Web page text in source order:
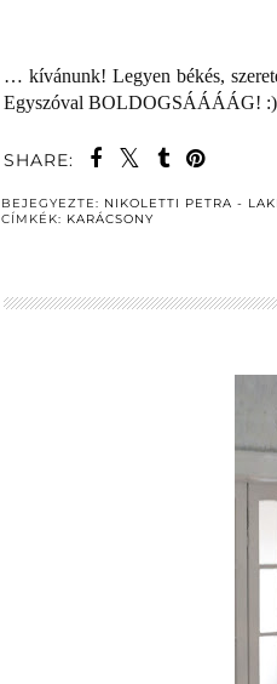
… kívánunk! Legyen békés,
Egyszóval BOLDOGSÁÁÁÁG! :)
SHARE:
BEJEGYEZTE: NIKOLETTI PETRA -
CÍMKÉK: KARÁCSONY